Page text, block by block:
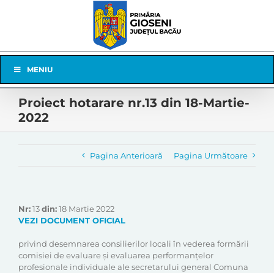
Navigation
MENIU
Proiect hotarare nr.13 din 18-Martie-
2022
Pagina Anterioară Pagina Următoare
Nr:13din:18 Martie 2022
VEZI DOCUMENT OFICIAL
privind desemnarea consilierilor locali în vederea formării
comisiei de evaluare și evaluarea performanțelor
profesionale individuale ale secretarului general Comuna